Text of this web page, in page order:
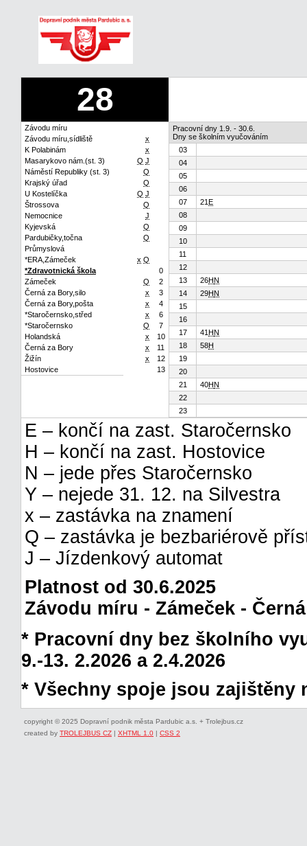
28
Závodu míru
Závodu míru,sídliště
x
K Polabinám
x
Masarykovo nám.(st. 3)
Q J
Náměstí Republiky (st. 3)
Q
Krajský úřad
Q
U Kostelíčka
Q J
Štrossova
Q
Nemocnice
J
Kyjevská
Q
Pardubičky,točna
Q
Průmyslová
*ERA,Zámeček
x Q
*Zdravotnická škola
0
Zámeček
Q
2
Černá za Bory,silo
x
3
Černá za Bory,pošta
x
4
*Staročernsko,střed
x
6
*Staročernsko
Q
7
Holandská
x
10
Černá za Bory
x
11
Žižín
x
12
Hostovice
13
Pracovní dny 1.9. - 30.6.
Dny se školním vyučováním
03
04
05
06
07
21E
08
09
10
11
12
13
26HN
14
29HN
15
16
17
41HN
18
58H
19
20
21
40HN
22
23
E – končí na zast. Staročernsko
H – končí na zast. Hostovice
N – jede přes Staročernsko
Y – nejede 31. 12. na Silvestra
x – zastávka na znamení
Q – zastávka je bezbariérově
J – Jízdenkový automat
Platnost od 30.6.2025
Závodu míru - Zámeček -
* Pracovní dny bez školního
9.-13. 2.2026 a 2.4.2026
* Všechny spoje jsou zajištěny
copyright © 2025 Dopravní podnik města Pardubic a.s. + Trolejbus.cz
created by TROLEJBUS CZ | XHTML 1.0 | CSS 2